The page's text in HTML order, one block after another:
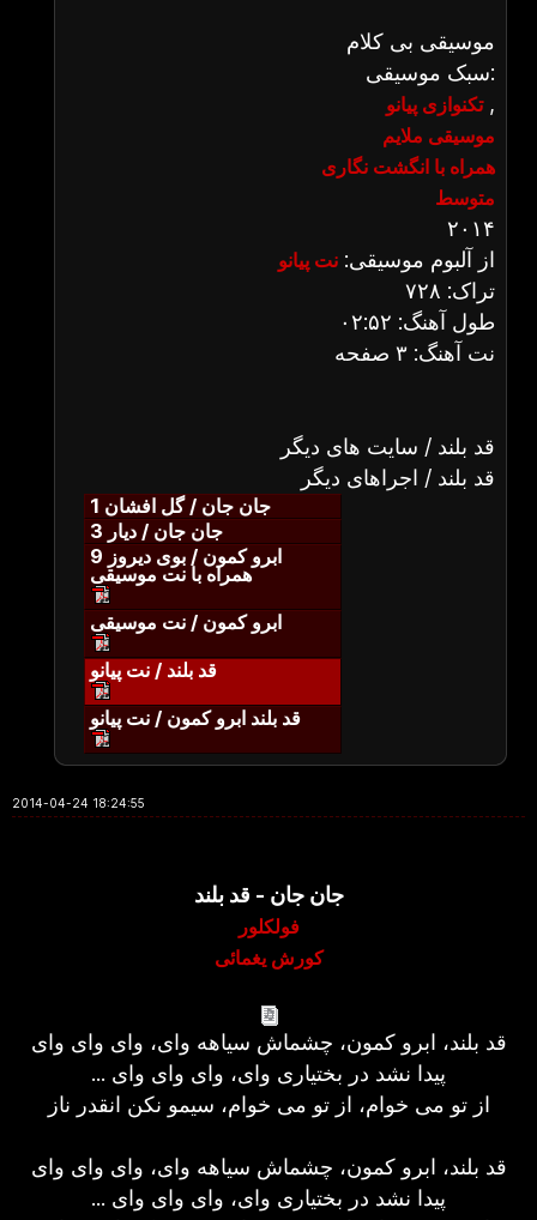
موسیقی بی کلام
سبک موسیقی:
تکنوازی پیانو,
موسیقی ملایم
همراه با انگشت نگاری
متوسط
۲۰۱۴
از آلبوم موسیقی: نت پیانو
تراک: ۷۲۸
طول آهنگ: ۰۲:۵۲
نت آهنگ: ۳ صفحه
قد بلند / سایت های دیگر
قد بلند / اجراهای دیگر
جان جان / گل افشان 1
جان جان / دیار 3
ابرو کمون / بوی دیروز 9
همراه با نت موسیقی
ابرو کمون / نت موسیقی
قد بلند / نت پیانو
قد بلند ابرو کمون / نت پیانو
2014-04-24 18:24:55
جان جان - قد بلند
فولکلور
کورش یغمائی
قد بلند، ابرو کمون، چشماش سیاهه وای، وای وای وای
... پیدا نشد در بختیاری وای، وای وای وای
از تو می خوام، از تو می خوام، سیمو نکن انقدر ناز
قد بلند، ابرو کمون، چشماش سیاهه وای، وای وای وای
... پیدا نشد در بختیاری وای، وای وای وای